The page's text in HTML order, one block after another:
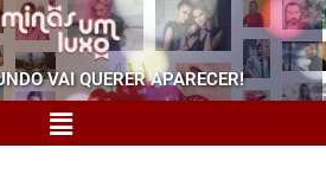
VAI QUERER APARECER!